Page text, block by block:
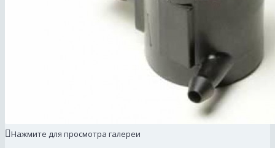
Нажмите для просмотра галереи